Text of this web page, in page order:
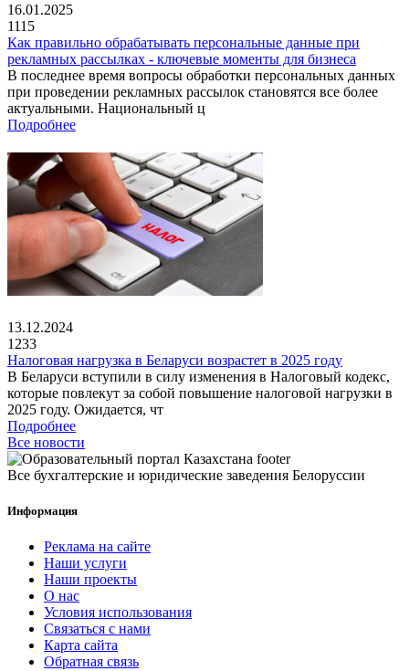
16.01.2025
1115
Как правильно обрабатывать персональные данные при
рекламных рассылках - ключевые моменты для бизнеса
В последнее время вопросы обработки персональных данных
при проведении рекламных рассылок становятся все более
актуальными. Национальный ц
Подробнее
13.12.2024
1233
Налоговая нагрузка в Беларуси возрастет в 2025 году
В Беларуси вступили в силу изменения в Налоговый кодекс,
которые повлекут за собой повышение налоговой нагрузки в
2025 году. Ожидается, чт
Подробнее
Все новости
Все бухгалтерские и юридические заведения Белоруссии
Информация
Реклама на сайте
Наши услуги
Наши проекты
О нас
Условия использования
Связаться с нами
Карта сайта
Обратная связь